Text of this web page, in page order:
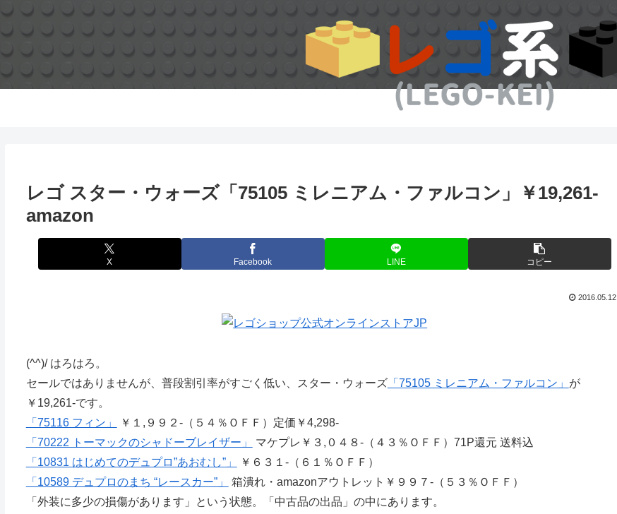
レゴ スター・ウォーズ「75105 ミレニアム・ファルコン」￥19,261-
amazon
X Facebook LINE コピー
2016.05.12
(^^)/ はろはろ。
セールではありませんが、普段割引率がすごく低い、スター・ウォーズ「75105 ミレニアム・ファルコン」 が
￥19,261-です。
「75116 フィン」
￥１,９９２-（５４％ＯＦＦ）定価￥4,298-
「70222 トーマックのシャドーブレイザー」
マケプレ￥３,０４８-（４３％ＯＦＦ）71P還元 送料込
「10831 はじめてのデュプロ”あおむし”」
￥６３１-（６１％ＯＦＦ）
「10589 デュプロのまち “レースカー”」
箱潰れ・amazonアウトレット￥９９７-（５３％ＯＦＦ）
「外装に多少の損傷があります」という状態。「中古品の出品」の中にあります。